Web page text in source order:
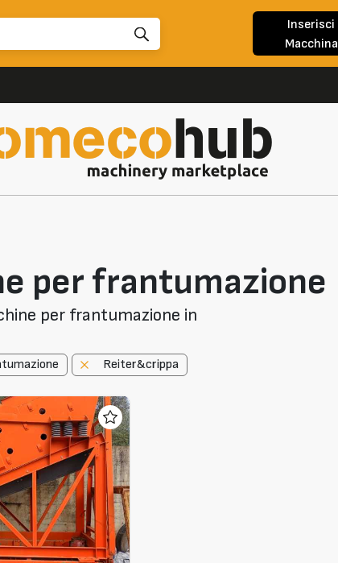
Inserisci
Macchina
per frantumazione
per frantumazione in
Reiter&crippa